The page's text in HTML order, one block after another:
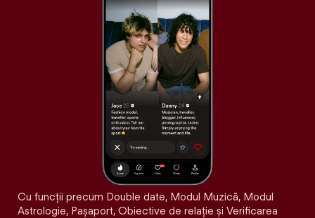
Cu funcții precum Double date, Modul Muzică, Modul
Astrologie, Pașaport, Obiective de relație și Verificarea